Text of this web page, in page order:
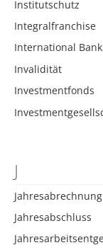
Institutschutz
Integralfranchise
International
Invalidität
Investmentfonds
J
Jahresabrechnung
Jahresabschluss